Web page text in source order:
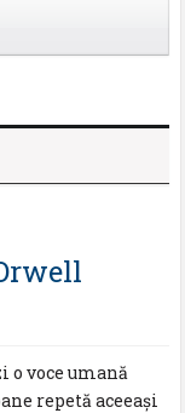
o voce umană
repetă aceeaşi